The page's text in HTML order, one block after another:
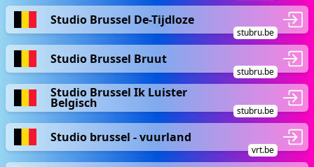
Studio Brussel De-Tijdloze
stubru.be
Studio Brussel Bruut
stubru.be
Studio Brussel Ik Luister
Belgisch
stubru.be
Studio brussel - vuurland
vrt.be